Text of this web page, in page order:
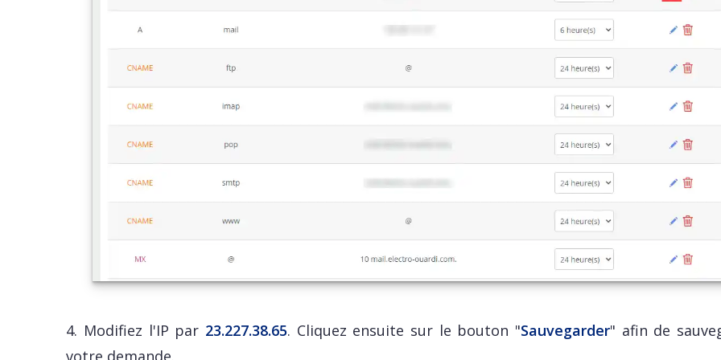
4. Modifiez l'IP par 23.227.38.65. Cliquez ensuite sur le bouton "Sauvegarder" afin de
votre demande.